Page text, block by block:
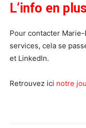
L’info en plus
Pour contacter
services, cela se
et LinkedIn.
Retrouvez ici notre